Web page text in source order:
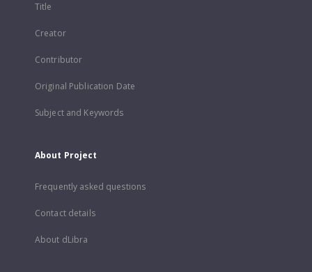
Title
Creator
Contributor
Original Publication Date
Subject and Keywords
About Project
Frequently asked questions
Contact details
About dLibra